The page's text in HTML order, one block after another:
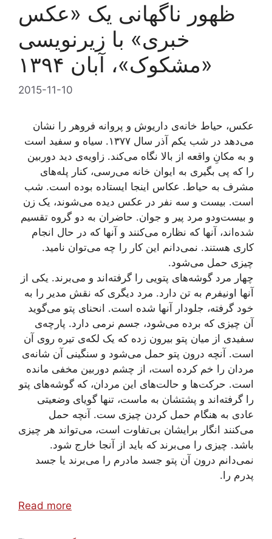
ظهور ناگهانی یک «عکس
خبری» با زیرنویسی
«مشکوک»، آبان ۱۳۹۴
2015-11-10
عکس، حیاط خانه‌ی داریوش و پروانه فروهر را نشان
می‌دهد در شب یکم آذر سال ۱۳۷۷. سیاه و سفید است
و به مکانِ واقعه از بالا نگاه می‌کند. زاویه‌ی دید دوربین
را که پی بگیری به ایوان خانه می‌رسی، کنار پله‌های
مشرف به حیاط. عکاس اینجا ایستاده بوده است. شب
است. بیست و سه نفر در عکس دیده می‌شوند، یک زن
و بیست‌ودو مرد پیر و جوان. حاضران به دو گروه تقسیم
شده‌اند، آنها که نظاره می‌کنند و آنها که در حال انجام
کاری هستند. نمی‌دانم این کار را چه می‌توان نامید.
چیزی حمل می‌شود.
چهار مرد گوشه‌های پتویی را گرفته‌اند و می‌برند. یکی از
آنها اونیفرم به تن دارد. مرد دیگری که نقش مدیر را به
خود گرفته، جلودار آنها شده است. انحنای پتو می‌گوید
آن چیزی که برده می‌شود، جسم نرمی دارد. پارچه‌ی
سفیدی از میان پتو بیرون زده که یک لکه‌ی تیره روی آن
است. آنچه درون پتو حمل می‌شود و سنگینی آن شانه‌ی
مردان را خم کرده است، از چشم دوربین مخفی مانده
است. حرکت‌ها و حالت‌های این مردان، که گوشه‌های پتو
را گرفته‌اند و پشتشان به ماست، تنها گویای وضعیتی
عادی به هنگام حمل کردن چیزی ست. آنچه حمل
می‌کنند انگار برایشان بی‌تفاوت است، می‌تواند هر چیزی
باشد. چیزی را می‌برند که باید از آنجا خارج شود.
نمی‌دانم درون آن پتو جسد مادرم را می‌برند یا جسد
پدرم را.
Read more